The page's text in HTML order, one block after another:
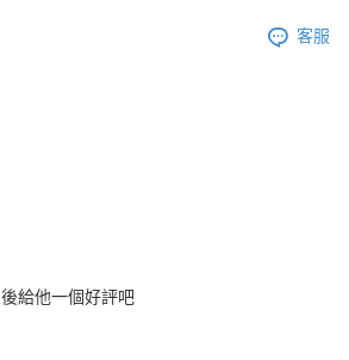
客服
給他一個好評吧